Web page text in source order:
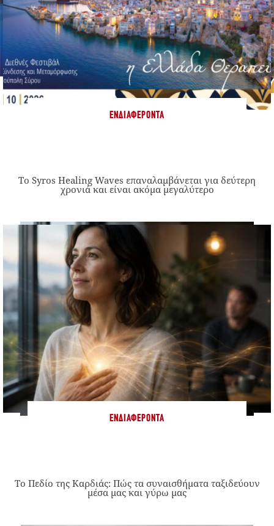
ΕΝΔΙΑΦΈΡΟΝΤΑ
Το Syros Healing Waves επαναλαμβάνεται για δεύτερη
χρονιά και είναι ακόμα μεγαλύτερο
ΕΝΔΙΑΦΈΡΟΝΤΑ
Το Πεδίο της Καρδιάς: Πώς τα συναισθήματα ταξιδεύουν
μέσα μας και γύρω μας